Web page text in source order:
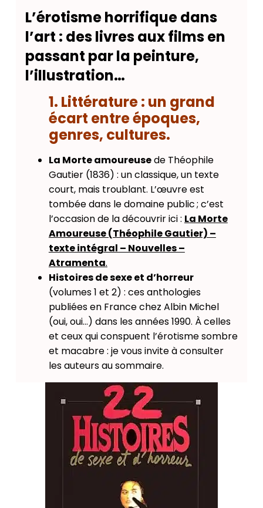
L’érotisme horrifique dans
l’art : des livres aux films en
passant par la peinture,
l’illustration…
1. Littérature : un grand
écart entre époques,
genres, cultures.
La Morte amoureusede Théophile
Gautier (1836) : un classique, un texte
court, mais troublant. L’œuvre est
tombée dans le domaine public ; c’est
l’occasion de la découvrir ici : La Morte
Amoureuse (Théophile Gautier) –
texte intégral – Nouvelles –
Atramenta.
Histoires de sexe et d’horreur
(volumes 1 et 2) : ces anthologies
publiées en France chez Albin Michel
(oui, oui…) dans les années 1990. À celles
et ceux qui conspuent l’érotisme sombre
et macabre : je vous invite à consulter
les auteurs au sommaire.